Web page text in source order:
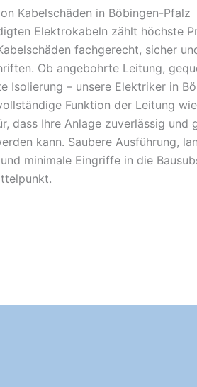
Kabelschäden in Böbingen-Pfalz
Elektrokabeln zählt höchste
fachgerecht, sicher
Ob angebohrte Leitung,
Isolierung – unsere Elektriker in
Funktion der Leitung
dass Ihre Anlage zuverlässig und
kann. Saubere Ausführung,
minimale Eingriffe in die